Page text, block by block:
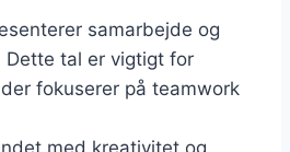
samarbejde og
Dette tal er vigtigt for
fokuserer på teamwork
med kreativitet og